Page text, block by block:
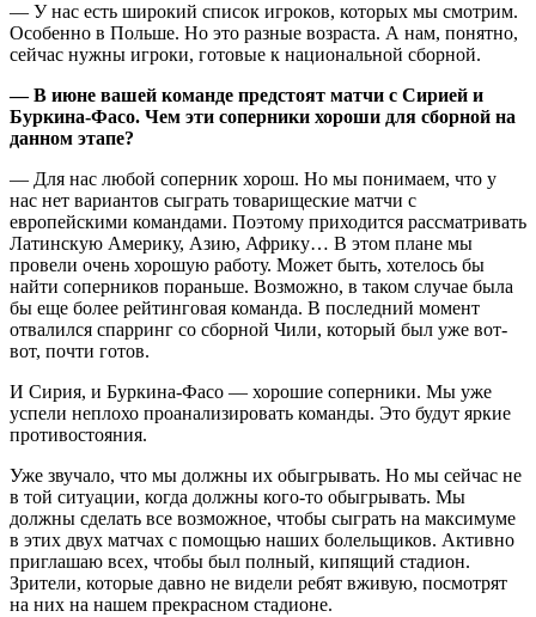
— У нас есть широкий список игроков, которых мы смотрим.
Особенно в Польше. Но это разные возраста. А нам, понятно,
сейчас нужны игроки, готовые к национальной сборной.
— В июне вашей команде предстоят матчи с Сирией и
Буркина-Фасо. Чем эти соперники хороши для сборной на
данном этапе?
— Для нас любой соперник хорош. Но мы понимаем, что у
нас нет вариантов сыграть товарищеские матчи с
европейскими командами. Поэтому приходится рассматривать
Латинскую Америку, Азию, Африку… В этом плане мы
провели очень хорошую работу. Может быть, хотелось бы
найти соперников пораньше. Возможно, в таком случае была
бы еще более рейтинговая команда. В последний момент
отвалился спарринг со сборной Чили, который был уже вот-
вот, почти готов.
И Сирия, и Буркина-Фасо — хорошие соперники. Мы уже
успели неплохо проанализировать команды. Это будут яркие
противостояния.
Уже звучало, что мы должны их обыгрывать. Но мы сейчас не
в той ситуации, когда должны кого-то обыгрывать. Мы
должны сделать все возможное, чтобы сыграть на максимуме
в этих двух матчах с помощью наших болельщиков. Активно
приглашаю всех, чтобы был полный, кипящий стадион.
Зрители, которые давно не видели ребят вживую, посмотрят
на них на нашем прекрасном стадионе.